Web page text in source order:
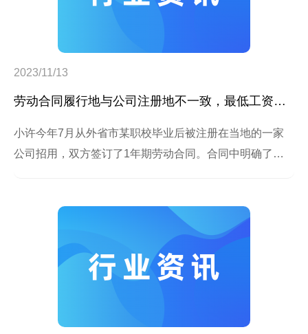
2023/11/13
劳动合同履行地与公司注册地不一致，最低工资按何处标准执行？
小许今年7月从外省市某职校毕业后被注册在当地的一家
公司招用，双方签订了1年期劳动合同。合同中明确了小
工资拿的不是上海的最低工资？关于这个"不一致"引发的